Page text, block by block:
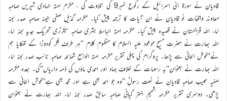
قادیان نے سورۃ بنی اسرائیل کے رکوع نمبر9 کی تلاوت کی ، مکرم امتہ الہادی شیریں صاحبہ
معاونہ واقفات نو قادیان نے ان آیات کا ترجمہ پیش کیا۔ مکرمہ گذیل صفی الینہ صاحبہ صدر لجنہ
اماء اللہ قزاخستان نے قصیدہ پیش کیا۔ مکرمہ امتہ الباسط بشریٰ صاحبہ سیکرٹری تحریک جدید لجنہ اماء
اللہ بھارت نے حضرت مسیح موعود علیہ السلام کا منظوم کلام ’’ہر طرف فکر کودوڑا کے تھکایا ہم
نے‘‘خوش الحانی سے پڑھا۔ پروگرام کی پہلی تقریر مکرمہ امتہ الواسع شمائلہ صاحبہ نائب صدر لجنہ اماء
اللہ بھارت نے بعنوان’’بد رسومات کے خلاف جہاد اور احمدی ماؤں کی ذمہ داریاں‘‘کی۔ بعدہ مکرمہ
صفیہ حبیب صاحبہ قادیان نے نعت رسولؐ ’’وہ جو احمد بھی ہے اور محمد بھی ہے‘‘خوش الحانی سے
پڑھی۔ دوسری تقریر مکرمہ شمیم اختر گیانی صاحبہ سابق صدر لجنہ اماء اللہ بھارت نے بعنوان